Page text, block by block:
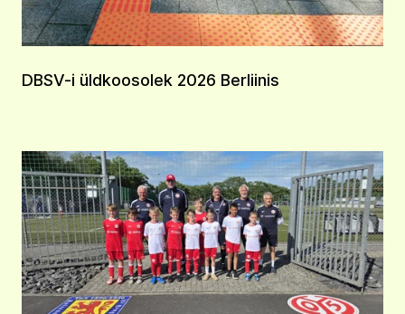
DBSV-i üldkoosolek 2026 Berliinis